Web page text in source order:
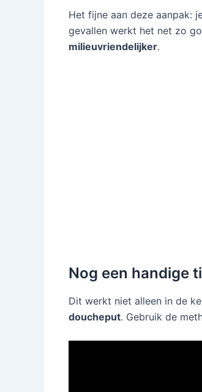
Het fijne aan deze aanpak:
gevallen werkt het net zo
milieuvriendelijker.
Nog een handige
Dit werkt niet alleen in de
doucheput. Gebruik de